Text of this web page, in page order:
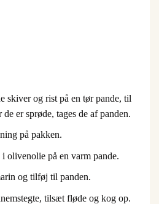
skiver og rist på en tør pande, til
er sprøde, tages de af panden.
på pakken.
i olivenolie på en varm pande.
og tilføj til panden.
tilsæt fløde og kog op.